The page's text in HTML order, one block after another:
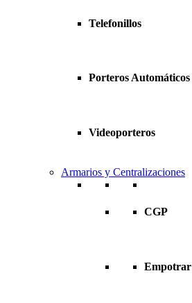
Telefonillos
Porteros Automáticos
Videoporteros
Armarios y Centralizaciones
CGP
Empotrar